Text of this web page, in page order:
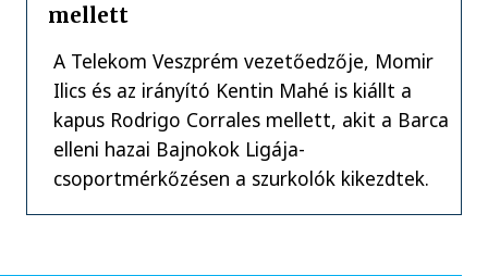
mellett
A Telekom Veszprém vezetőedzője, Momir
Ilics és az irányító Kentin Mahé is kiállt a
kapus Rodrigo Corrales mellett, akit a Barca
elleni hazai Bajnokok Ligája-
csoportmérkőzésen a szurkolók kikezdtek.